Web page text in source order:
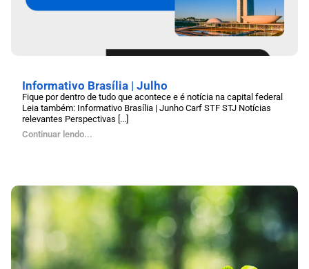
Informativo Brasília | Julho
Fique por dentro de tudo que acontece e é notícia na capital federal
Leia também: Informativo Brasília | Junho Carf STF STJ Notícias
relevantes Perspectivas [...]
Continuar lendo...